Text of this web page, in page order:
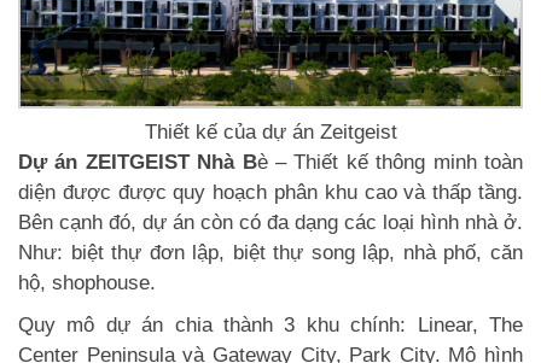
Thiết kế của dự án Zeitgeist
Dự án ZEITGEIST Nhà Bè – Thiết kế thông minh toàn
diện được được quy hoạch phân khu cao và thấp tầng.
Bên cạnh đó, dự án còn có đa dạng các loại hình nhà ở.
Như: biệt thự đơn lập, biệt thự song lập, nhà phố, căn
hộ, shophouse.
Quy mô dự án chia thành 3 khu chính: Linear, The
Center Peninsula và Gateway City, Park City. Mô hình